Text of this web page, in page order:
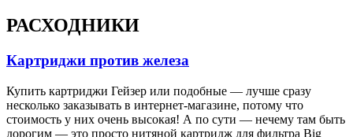
РАСХОДНИКИ
Картриджи против железа
Купить картриджи Гейзер или подобные — лучше сразу
несколько заказывать в интернет-магазине, потому что
стоимость у них очень высокая! А по сути — нечему там быть
дорогим — это просто нитяной картридж для фильтра Big